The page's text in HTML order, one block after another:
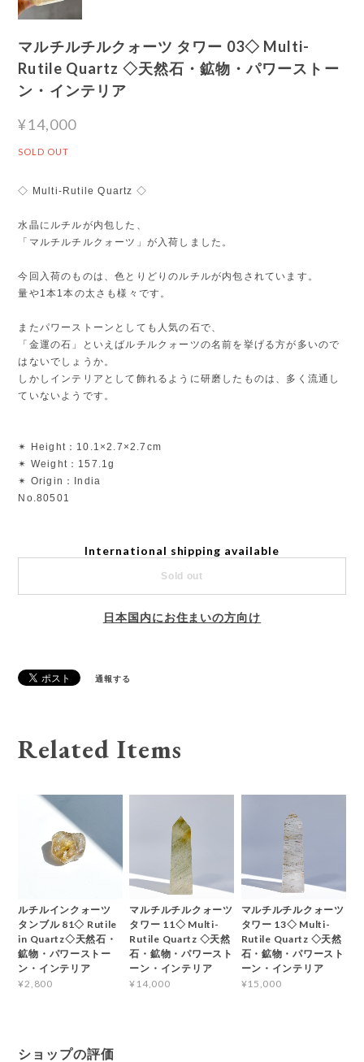
マルチルチルクォーツ タワー 03◇ Multi-
Rutile Quartz ◇天然石・鉱物・パワーストー
ン・インテリア
¥14,000
SOLD OUT
◇ Multi-Rutile Quartz ◇
水晶にルチルが内包した、
「マルチルチルクォーツ」が入荷しました。
今回入荷のものは、色とりどりのルチルが内包されています。
量や1本1本の太さも様々です。
またパワーストーンとしても人気の石で、
「金運の石」といえばルチルクォーツの名前を挙げる方が多いので
はないでしょうか。
しかしインテリアとして飾れるように研磨したものは、多く流通し
ていないようです。
✴︎ Height：10.1×2.7×2.7cm
✴︎ Weight：157.1g
✴︎ Origin：India
No.80501
International shipping available
Sold out
日本国内にお住まいの方向け
通報する
Related Items
ルチルインクォーツ
タンブル 81◇ Rutile
in Quartz◇天然石・
鉱物・パワーストー
ン・インテリア
¥2,800
マルチルチルクォーツ
タワー 11◇ Multi-
Rutile Quartz ◇天然
石・鉱物・パワースト
ーン・インテリア
¥14,000
マルチルチルクォーツ
タワー 13◇ Multi-
Rutile Quartz ◇天然
石・鉱物・パワースト
ーン・インテリア
¥15,000
ショップの評価